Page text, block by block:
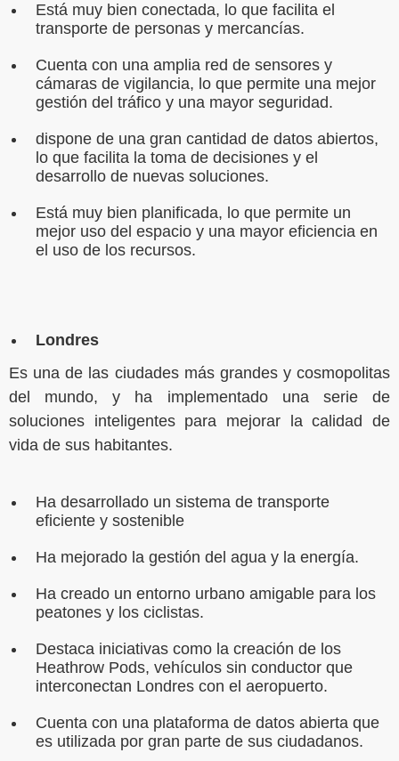
Está muy bien conectada, lo que facilita el
transporte de personas y mercancías.
Cuenta con una amplia red de sensores y
cámaras de vigilancia, lo que permite una mejor
gestión del tráfico y una mayor seguridad.
dispone de una gran cantidad de datos abiertos,
lo que facilita la toma de decisiones y el
desarrollo de nuevas soluciones.
Está muy bien planificada, lo que permite un
mejor uso del espacio y una mayor eficiencia en
el uso de los recursos.
Londres
Es una de las ciudades más grandes y cosmopolitas
del mundo, y ha implementado una serie de
soluciones inteligentes para mejorar la calidad de
vida de sus habitantes.
Ha desarrollado un sistema de transporte
eficiente y sostenible
Ha mejorado la gestión del agua y la energía.
Ha creado un entorno urbano amigable para los
peatones y los ciclistas.
Destaca iniciativas como la creación de los
Heathrow Pods, vehículos sin conductor que
interconectan Londres con el aeropuerto.
Cuenta con una plataforma de datos abierta que
es utilizada por gran parte de sus ciudadanos.